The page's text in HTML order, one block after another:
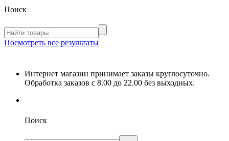
Поиск
Посмотреть все результаты
Интернет магазин принимает заказы круглосуточно.
Обработка заказов с 8.00 до 22.00 без выходных.
Поиск